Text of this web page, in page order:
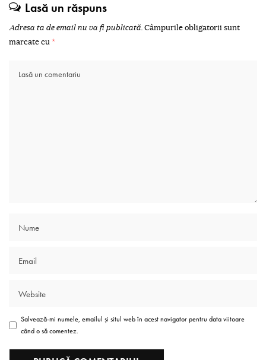
Lasă un răspuns
Adresa ta de email nu va fi publicată.Câmpurile obligatorii sunt
marcate cu *
Salvează-mi numele, emailul și situl web în acest navigator pentru data viitoare
când o să comentez.